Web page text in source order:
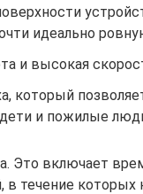
идеально
и высокая
который
и пожилые
Это включает
в течение